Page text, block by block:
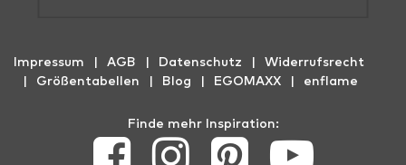
Impressum AGB Datenschutz
Widerrufs­recht
Größentabellen
Blog EGOMAXX enflame
Finde mehr Inspiration: